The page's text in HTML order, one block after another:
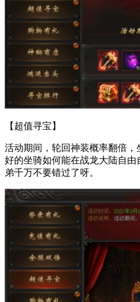
【超值寻宝】
活动期间，轮回神装概率翻倍
好的坐骑如何能在战龙大陆自
弟千万不要错过了呀。